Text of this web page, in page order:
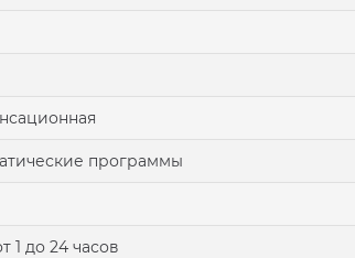
программы
1 до 24 часов